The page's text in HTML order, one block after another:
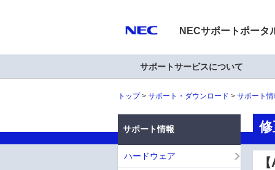
NECサポートポータ
サポートサービスについて
トップ サポート・ダウンロード サポート
サポート情報
ハードウェア